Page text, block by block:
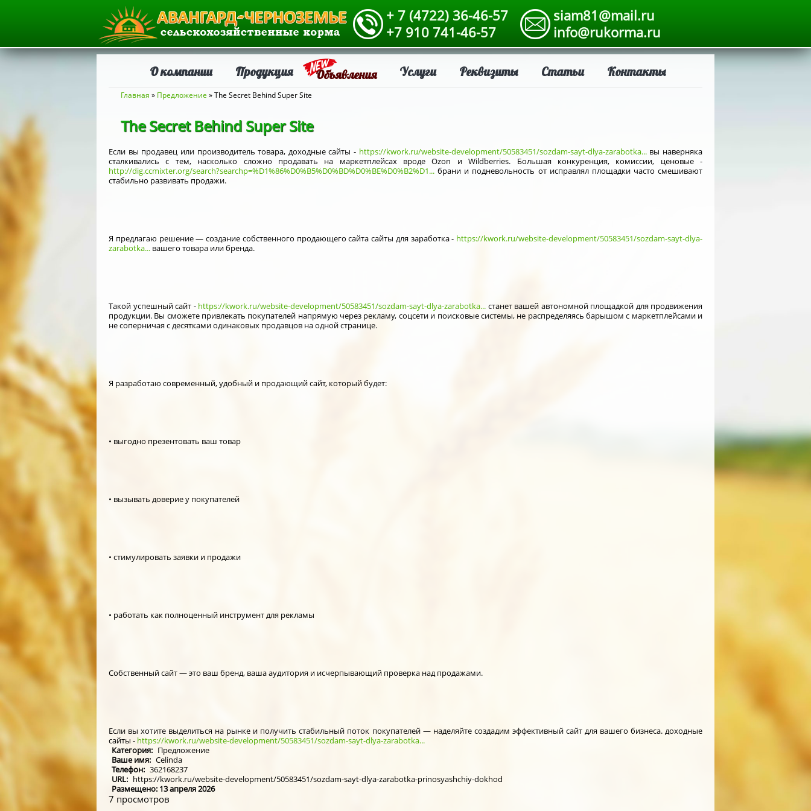
+ 7 (4722) 36-46-57
+7 910 741-46-57
siam81@mail.ru
info@rukorma.ru
О компании Продукция Объявления Услуги Реквизиты Статьи Контакты
Вы здесь
Главная » Предложение » The Secret Behind Super Site
The Secret Behind Super Site
Если вы продавец или производитель товара, доходные сайты - https://kwork.ru/website-development/50583451/sozdam-sayt-dlya-zarabotka...вы наверняка
сталкивались с тем, насколько сложно продавать на маркетплейсах вроде Ozon и Wildberries. Большая конкуренция, комиссии, ценовые -
http://dig.ccmixter.org/search?searchp=%D1%86%D0%B5%D0%BD%D0%BE%D0%B2%D1... брани и подневольность от исправлял площадки часто смешивают
стабильно развивать продажи.
Я предлагаю решение — создание собственного продающего сайта сайты для заработка - https://kwork.ru/website-development/50583451/sozdam-sayt-dlya-
zarabotka... вашего товара или бренда.
Такой успешный сайт - https://kwork.ru/website-development/50583451/sozdam-sayt-dlya-zarabotka... станет вашей автономной площадкой для продвижения
продукции. Вы сможете привлекать покупателей напрямую через рекламу, соцсети и поисковые системы, не распределяясь барышом с маркетплейсами и
не соперничая с десятками одинаковых продавцов на одной странице.
Я разработаю современный, удобный и продающий сайт, который будет:
• выгодно презентовать ваш товар
• вызывать доверие у покупателей
• стимулировать заявки и продажи
• работать как полноценный инструмент для рекламы
Собственный сайт — это ваш бренд, ваша аудитория и исчерпывающий проверка над продажами.
Если вы хотите выделиться на рынке и получить стабильный поток покупателей — наделяйте создадим эффективный сайт для вашего бизнеса. доходные
сайты - https://kwork.ru/website-development/50583451/sozdam-sayt-dlya-zarabotka...
Категория: Предложение
Ваше имя: Celinda
Телефон: 362168237
URL: https://kwork.ru/website-development/50583451/sozdam-sayt-dlya-zarabotka-prinosyashchiy-dokhod
Размещено: 13 апреля 2026
7 просмотров